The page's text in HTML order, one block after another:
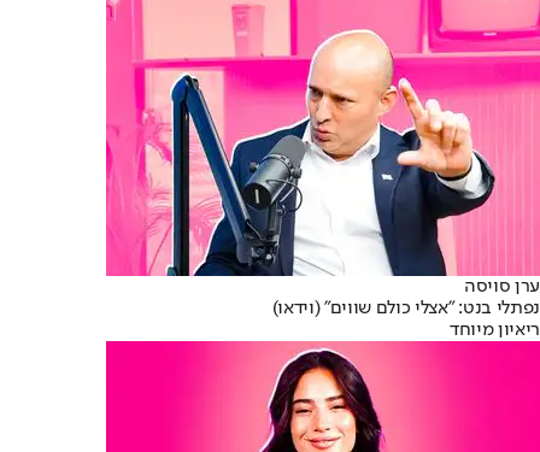
ערן סויסה
נפתלי בנט: "אצלי כולם שווים" (וידאו)
ריאיון מיוחד